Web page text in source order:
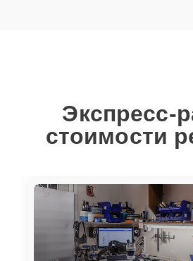
Экспресс-
стоимости